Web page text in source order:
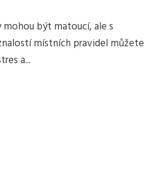
být matoucí, ale s
místních pravidel můžete
a...